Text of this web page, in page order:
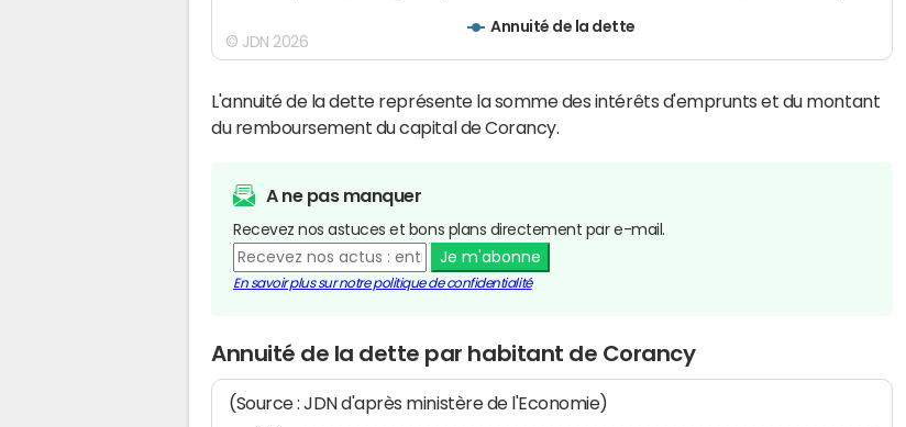
Annuité de la dette
© JDN 2026
L'annuité de la dette représente la somme des intérêts d'emprunts et du montant
du remboursement du capital de Corancy.
A ne pas manquer
Recevez nos astuces et bons plans directement par e-mail.
Je m'abonne
En savoir plus sur notre politique de confidentialité
Annuité de la dette par habitant de Corancy
(Source : JDN d'après ministère de l'Economie)